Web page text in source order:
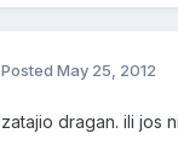
Posted May 25, 2012
zatajio dragan. ili jos